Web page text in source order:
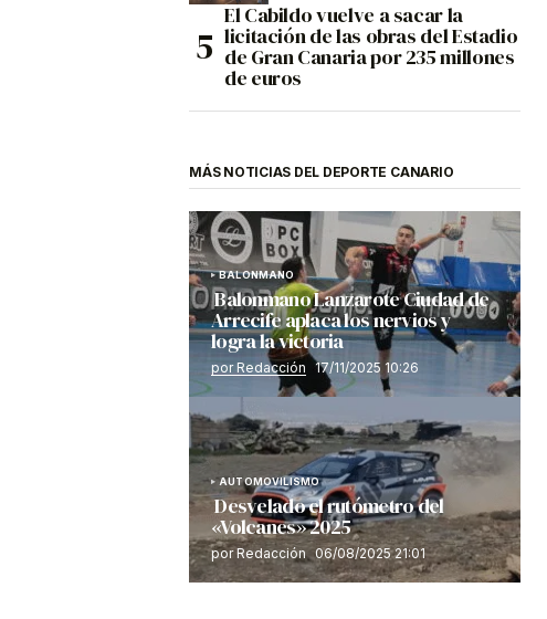
El Cabildo vuelve a sacar la
licitación de las obras del Estadio
de Gran Canaria por 235 millones
de euros
MÁS NOTICIAS DEL DEPORTE CANARIO
BALONMANO
Balonmano Lanzarote Ciudad de
Arrecife aplaca los nervios y
logra la victoria
por Redacción 17/11/2025 10:26
AUTOMOVILISMO
Desvelado el rutómetro del
«Volcanes» 2025
por Redacción 06/08/2025 21:01